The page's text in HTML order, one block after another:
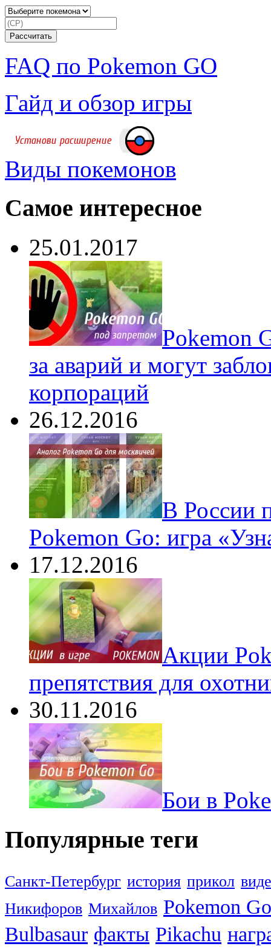
FAQ по Pokemon GO
Гайд и обзор игры
Виды покемонов
Самое интересное
25.01.2017
Pokеmon
за аварий и могут
корпораций
26.12.2016
В России
Pokemon Go: игра
17.12.2016
Акции
препятствия для
30.11.2016
Бои в
Популярные теги
Санкт-Петербург история прикол
Никифоров Михайлов Pokemon Go
Bulbasaur факты Pikachu